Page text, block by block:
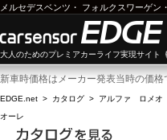
メルセデスベンツ ・ フォルクスワーゲン ・
大人のためのプレミアカーライフ実現サイト
新車時価格はメーカー発表当時の価格
EDGE.net > カタログ > アルファ ロメオ
オーレ